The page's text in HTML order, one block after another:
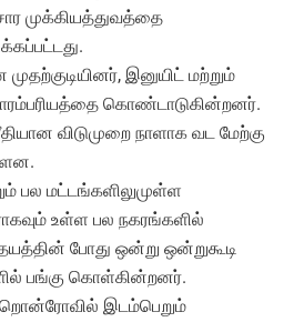
முக்கியத்துவத்தை
இனுயிட் மற்றும்
கொண்டாடுகின்றனர்.
விடுமுறை நாளாக வட மேற்கு
பல மட்டங்களிலுமுள்ள
உள்ள பல நகரங்களில்
போது ஒன்று ஒன்றுகூடி
பங்கு கொள்கின்றனர்.
இடம்பெறும்